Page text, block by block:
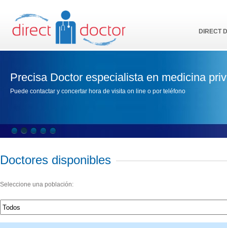
DIRECT
Precisa Doctor especialista en medicina
Puede contactar y concertar hora de visita on line o por teléfono
Doctores disponibles
Seleccione una población: